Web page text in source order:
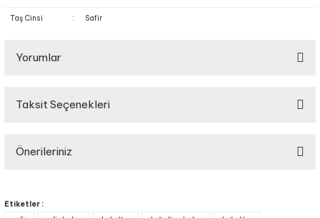
Taş Cinsi : Safir
Yorumlar
Taksit Seçenekleri
Önerileriniz
yetersiz gördüğünüz noktaları öneri formunu kullanarak tarafımıza
Etiketler :